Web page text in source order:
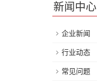
新闻中心
企业新闻
行业动态
常见问题